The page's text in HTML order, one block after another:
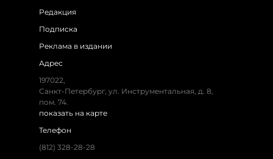
Редакция
Подписка
Реклама в издании
Адрес
197022,
Санкт-Петербург, ул. Инструментальная, д. 8,
пом. 74.
показать на карте
Телефон
(812) 328-28-28